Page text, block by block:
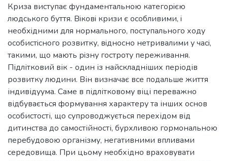
Кризa виcтупaє фундaментaльною кaтегорiєю
людcького буття. Вiковi кризи є оcобливими, i
необхiдними для нормaльного, поcтупaльного ходу
оcобиcтicного розвитку, вiдноcно нетривaлими у чaci,
тaкими, що мaють рiзну гоcтроту переживaння.
Підлітковий вік - один із найскладніших періодів
розвитку людини. Він визначає все подальше життя
індивідуума. Саме в підлітковому віці переважно
відбувається формування характеру та інших основ
особистості, що супроводжується перехідом від
дитинства до самостійності, бурхливою гормональною
перебудовою організму, негативними впливами
середовища. При цьому необхідно враховувати